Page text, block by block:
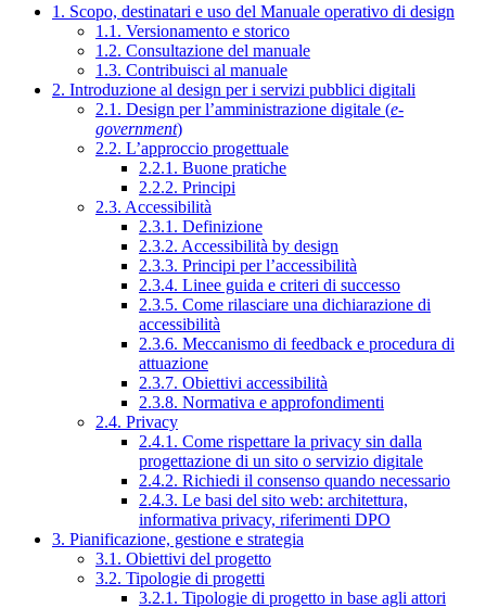
1. Scopo, destinatari e uso del Manuale operativo di design
1.1. Versionamento e storico
1.2. Consultazione del manuale
1.3. Contribuisci al manuale
2. Introduzione al design per i servizi pubblici digitali
2.1. Design per l’amministrazione digitale (e-
government)
2.2. L’approccio progettuale
2.2.1. Buone pratiche
2.2.2. Principi
2.3. Accessibilità
2.3.1. Definizione
2.3.2. Accessibilità by design
2.3.3. Principi per l’accessibilità
2.3.4. Linee guida e criteri di successo
2.3.5. Come rilasciare una dichiarazione di
accessibilità
2.3.6. Meccanismo di feedback e procedura di
attuazione
2.3.7. Obiettivi accessibilità
2.3.8. Normativa e approfondimenti
2.4. Privacy
2.4.1. Come rispettare la privacy sin dalla
progettazione di un sito o servizio digitale
2.4.2. Richiedi il consenso quando necessario
2.4.3. Le basi del sito web: architettura,
informativa privacy, riferimenti DPO
3. Pianificazione, gestione e strategia
3.1. Obiettivi del progetto
3.2. Tipologie di progetti
3.2.1. Tipologie di progetto in base agli attori